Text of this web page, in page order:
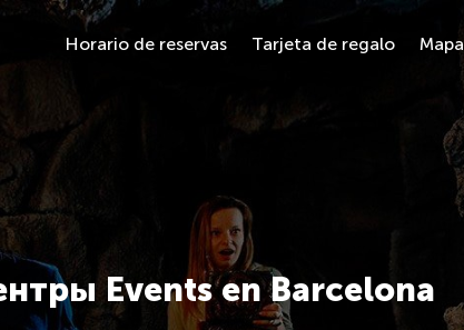
Horario de reservas Tarjeta de regalo Mapa
Events en Barcelona